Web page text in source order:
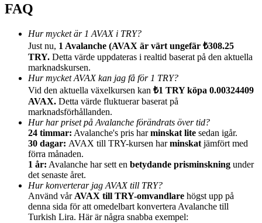
Hänvisning
Bjud in en vän för att få kontantbelöningar
BTC Welcome Rewards
BTC Welcome Rewards
FAQ
Hur mycket är 1 AVAX i TRY?
Just nu, 1 Avalanche (AVAX är värt ungefär ₺308.25
TRY. Detta värde uppdateras i realtid baserat på den aktuella
marknadskursen.
Hur mycket AVAX kan jag få för 1 TRY?
Vid den aktuella växelkursen kan ₺1 TRY köpa 0.00324409
AVAX. Detta värde fluktuerar baserat på
marknadsförhållanden.
Hur har priset på Avalanche förändrats över tid?
24 timmar: Avalanche's pris harminskat lite sedan igår.
30 dagar: AVAX till TRY-kursen harminskat jämfört med
förra månaden.
1 år: Avalanche har sett en betydande prisminskning under
det senaste året.
Hur konverterar jag AVAX till TRY?
Använd vår AVAX till TRY-omvandlare högst upp på
denna sida för att omedelbart konvertera Avalanche till
Turkish Lira. Här är några snabba exempel: